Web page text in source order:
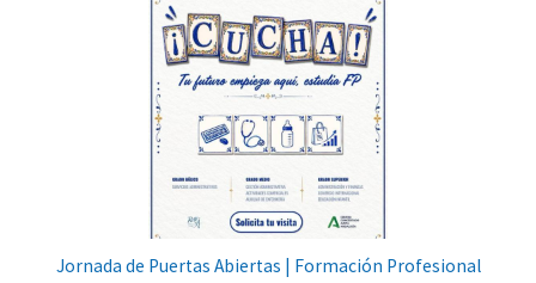
Jornada de Puertas Abiertas | Formación Profesional